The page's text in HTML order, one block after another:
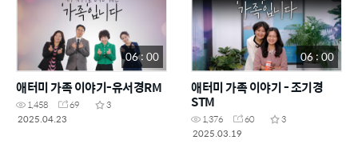
06 : 00
애터미 가족 이야기-유서경RM
1,458 69
3
2025.04.23
06 : 00
애터미 가족 이야기 - 조기경
STM
1,376 60
3
2025.03.19